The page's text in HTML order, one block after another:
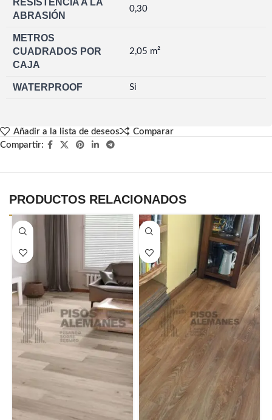
ABRASIÓN
0,30
METROS
CUADRADOS POR
CAJA
2,05 m²
WATERPROOF Si
Añadir a la lista de deseos
Comparar
Compartir:
PRODUCTOS RELACIONADOS